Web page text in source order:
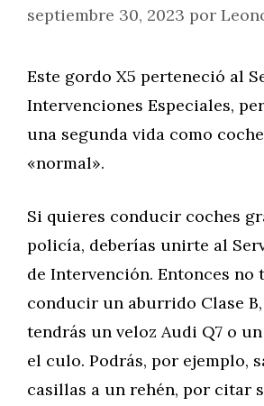
septiembre 30, 2023 por
Este gordo X5 perteneció al
Intervenciones Especiales,
una segunda vida como
«normal».
Si quieres conducir coches
policía, deberías unirte al
de Intervención. Entonces no
conducir un aburrido Clase
tendrás un veloz Audi Q7 o un
el culo. Podrás, por ejemplo,
casillas a un rehén, por citar